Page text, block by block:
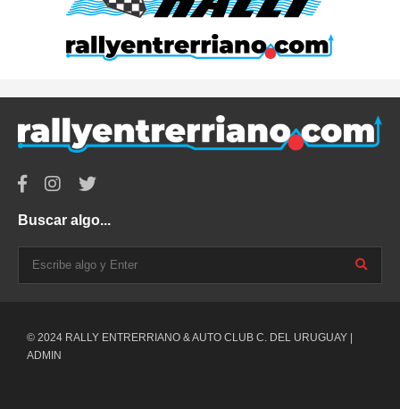
Buscar algo...
© 2024 RALLY ENTRERRIANO & AUTO CLUB C. DEL URUGUAY |
ADMIN